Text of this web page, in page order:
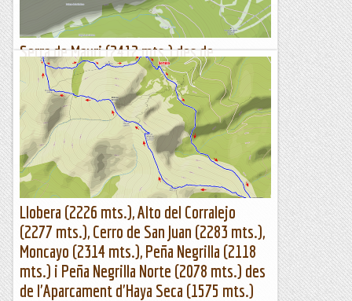
Serra de Mauri (2412 mts.) des de
l'aparcament de Formiguères (1740 mts.)
Itinerari marcat amb el rellotge Suunto Traverse, la fletxa lila
és la segona pujada.Altimetria del dia d'avui.Arribem ahir al
migdia a casa provinents del Moncayo (2314...
Sortides a Muntanya
Llobera (2226 mts.), Alto del Corralejo
(2277 mts.), Cerro de San Juan (2283 mts.),
Moncayo (2314 mts.), Peña Negrilla (2118
mts.) i Peña Negrilla Norte (2078 mts.) des
de l'Aparcament d'Haya Seca (1575 mts.)